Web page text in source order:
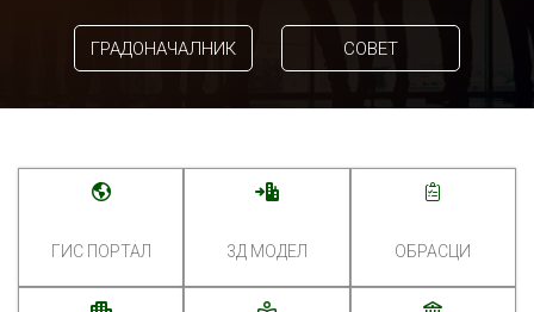
ГРАДОНАЧАЛНИК СОВЕТ
ГИС ПОРТАЛ 3Д МОДЕЛ ОБРАСЦИ